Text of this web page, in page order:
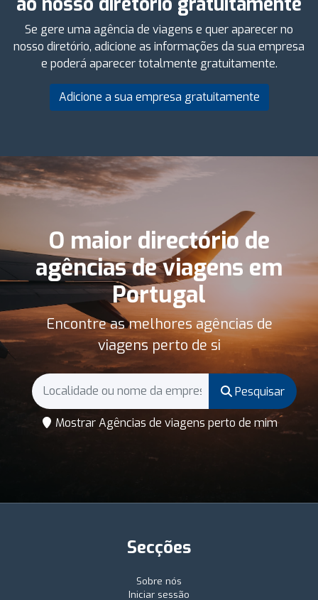
Se gere uma agência de viagens e quer aparecer no
nosso diretório, adicione as informações da sua empresa
e poderá aparecer totalmente gratuitamente.
Adicione a sua empresa gratuitamente
O maior directório de
agências de viagens em
Portugal
Encontre as melhores agências de
viagens perto de si
Pesquisar
Mostrar Agências de viagens perto de mim
Secções
Sobre nós
Iniciar sessão